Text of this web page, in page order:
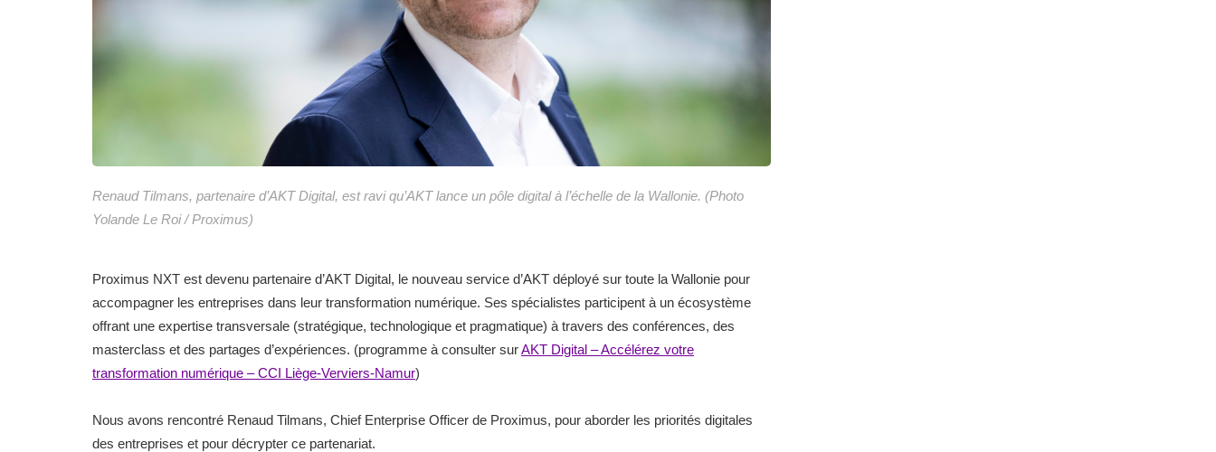
Renaud Tilmans, partenaire d’AKT Digital, est ravi qu’AKT lance un pôle digital à l’échelle de la Wallonie. (Photo
Yolande Le Roi / Proximus)
Proximus NXT est devenu partenaire d’AKT Digital, le nouveau service d’AKT déployé sur toute la Wallonie pour
accompagner les entreprises dans leur transformation numérique. Ses spécialistes participent à un écosystème
offrant une expertise transversale (stratégique, technologique et pragmatique) à travers des conférences, des
masterclass et des partages d’expériences. (programme à consulter surAKT Digital – Accélérez votre
transformation numérique – CCI Liège-Verviers-Namur)
Nous avons rencontré Renaud Tilmans, Chief Enterprise Officer de Proximus, pour aborder les priorités digitales
des entreprises et pour décrypter ce partenariat.